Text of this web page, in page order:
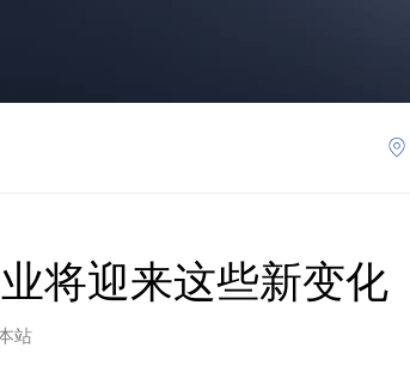
将迎来这些新变化
站